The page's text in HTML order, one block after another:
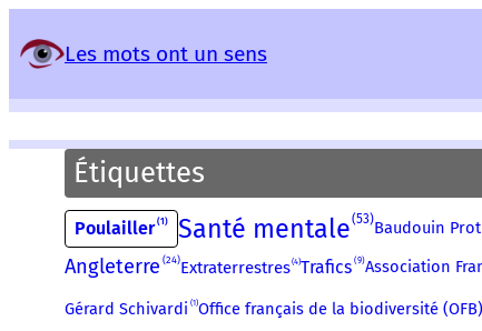
Les mots ont un sens
Étiquettes
Poulailler 1 Santé mentale 53 Baudouin Prot
Angleterre 24 Extraterrestres 4 Trafics 9 Association
Gérard Schivardi 1 Office français de la biodiversité (OFB)
Panneau de gestion des services